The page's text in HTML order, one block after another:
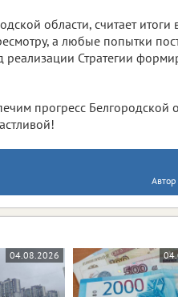
области, считает
а любые попытки
Стратегии
прогресс Белгородской
Автор
04.08.2026